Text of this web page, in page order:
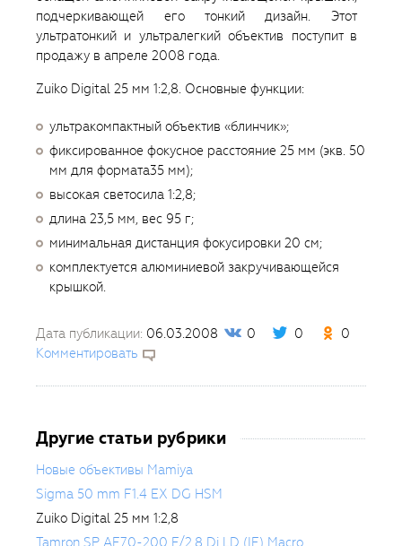
подчеркивающей его тонкий дизайн. Этот
ультратонкий и ультралегкий объектив поступит в
продажу в апреле 2008 года.
Zuiko Digital 25 мм 1:2,8. Основные функции:
ультракомпактный объектив «блинчик»;
фиксированное фокусное расстояние 25 мм (экв. 50
мм для формата35 мм);
высокая светосила 1:2,8;
длина 23,5 мм, вес 95 г;
минимальная дистанция фокусировки 20 см;
комплектуется алюминиевой закручивающейся
крышкой.
Дата публикации: 06.03.2008 0 0
0
Комментировать
Другие статьи рубрики
Новые объективы Mamiya
Sigma 50 mm F1.4 EX DG HSM
Zuiko Digital 25 мм 1:2,8